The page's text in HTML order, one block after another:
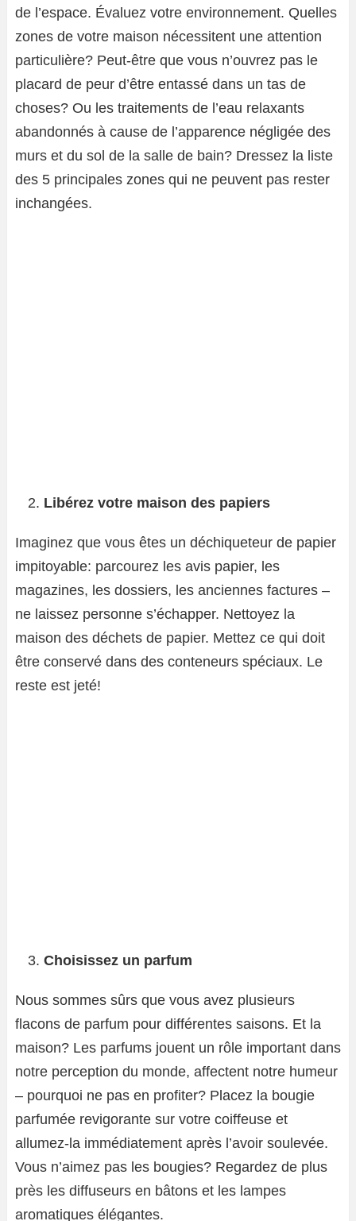
de l’espace. Évaluez votre environnement. Quelles
zones de votre maison nécessitent une attention
particulière? Peut-être que vous n’ouvrez pas le
placard de peur d’être entassé dans un tas de
choses? Ou les traitements de l’eau relaxants
abandonnés à cause de l’apparence négligée des
murs et du sol de la salle de bain? Dressez la liste
des 5 principales zones qui ne peuvent pas rester
inchangées.
Libérez votre maison des papiers
Imaginez que vous êtes un déchiqueteur de papier
impitoyable: parcourez les avis papier, les
magazines, les dossiers, les anciennes factures –
ne laissez personne s’échapper. Nettoyez la
maison des déchets de papier. Mettez ce qui doit
être conservé dans des conteneurs spéciaux. Le
reste est jeté!
Choisissez un parfum
Nous sommes sûrs que vous avez plusieurs
flacons de parfum pour différentes saisons. Et la
maison? Les parfums jouent un rôle important dans
notre perception du monde, affectent notre humeur
– pourquoi ne pas en profiter? Placez la bougie
parfumée revigorante sur votre coiffeuse et
allumez-la immédiatement après l’avoir soulevée.
Vous n’aimez pas les bougies? Regardez de plus
près les diffuseurs en bâtons et les lampes
aromatiques élégantes.